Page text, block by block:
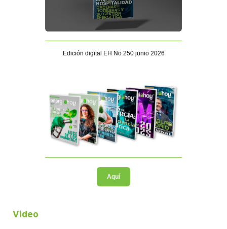
Edición digital EH No 250 junio 2026
Aquí
Video